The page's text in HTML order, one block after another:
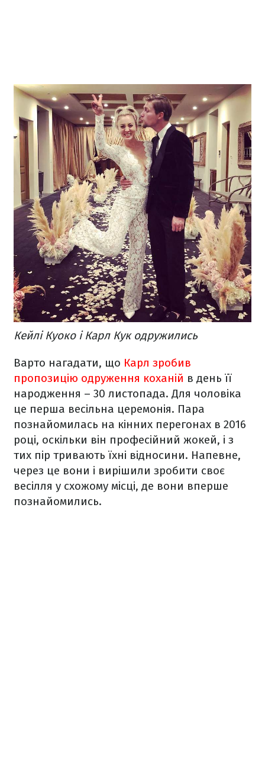
Кейлі Куоко і Карл Кук одружились
Варто нагадати, що Карл зробив
пропозицію одруження коханій в день її
народження – 30 листопада. Для чоловіка
це перша весільна церемонія. Пара
познайомилась на кінних перегонах в 2016
році, оскільки він професійний жокей, і з
тих пір тривають їхні відносини. Напевне,
через це вони і вирішили зробити своє
весілля у схожому місці, де вони вперше
познайомились.